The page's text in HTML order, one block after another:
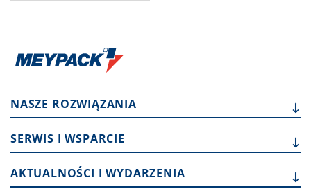
NASZE ROZWIĄZANIA
SERWIS I WSPARCIE
AKTUALNOŚCI I WYDARZENIA